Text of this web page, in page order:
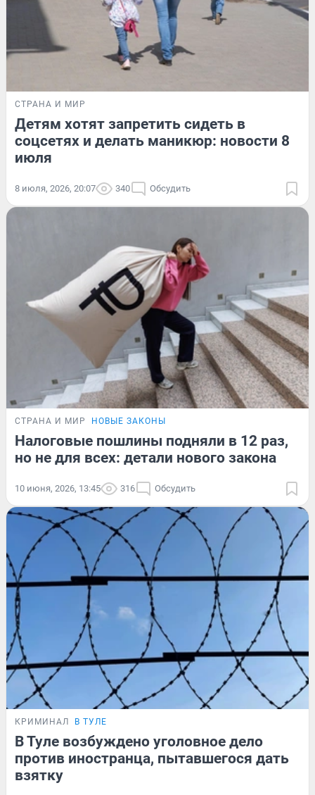
СТРАНА И МИР
Детям хотят запретить сидеть в
соцсетях и делать маникюр: новости 8
июля
8 июля, 2026, 20:07 340 Обсудить
СТРАНА И МИР НОВЫЕ ЗАКОНЫ
Налоговые пошлины подняли в 12 раз,
но не для всех: детали нового закона
10 июня, 2026, 13:45 316 Обсудить
КРИМИНАЛ В ТУЛЕ
В Туле возбуждено уголовное дело
против иностранца, пытавшегося дать
взятку